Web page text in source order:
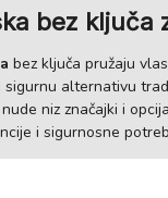
bez ključa
bez ključa pružaju
sigurnu alternativu
niz značajki i
i sigurnosne